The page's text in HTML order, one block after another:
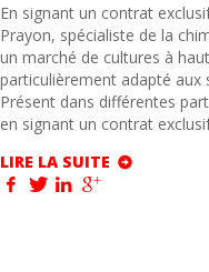
En signant un contrat
Prayon, spécialiste de la
un marché de cultures à
particulièrement adapté aux
Présent dans différentes
en signant un contrat
LIRE LA SUITE